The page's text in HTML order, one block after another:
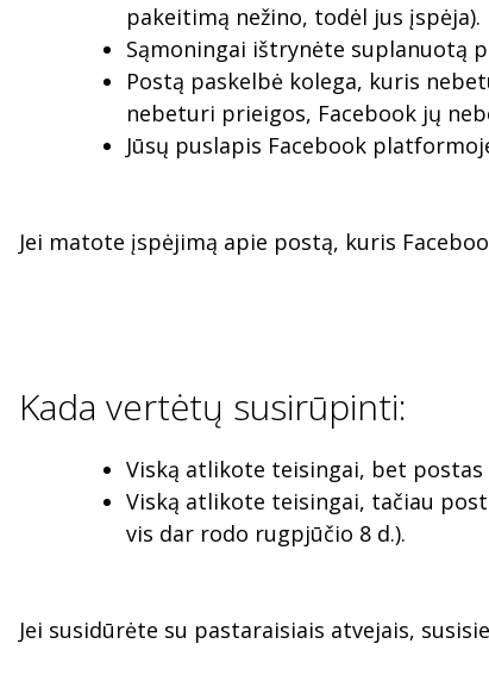
pakeitimą nežino, todėl jus įspėja).
Sąmoningai ištrynėte suplanuotą
Postą paskelbė kolega, kuris
nebeturi prieigos, Facebook jų
Jūsų puslapis Facebook
Jei matote įspėjimą apie postą, kuris
Kada vertėtų susirūpinti:
Viską atlikote teisingai, bet postas
Viską atlikote teisingai, tačiau
vis dar rodo rugpjūčio 8 d.).
Jei susidūrėte su pastaraisiais atvejais,